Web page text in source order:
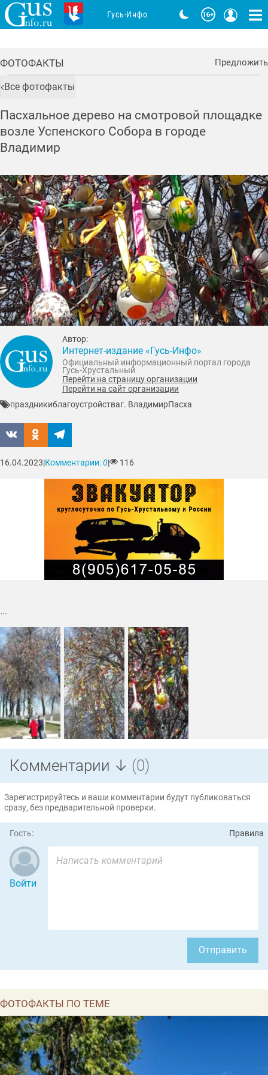
ФОТОФАКТЫ Предложить
Все фотофакты
Пасхальное дерево на смотровой площадке
возле Успенского Собора в городе
Владимир
...
Автор:
Интернет-издание «Гусь-Инфо»
Официальный информационный портал города
Гусь-Хрустальный
Перейти на страницу организации
Перейти на сайт организации
праздникиблагоустройстваг. ВладимирПасха
16.04.2023|Комментарии:0| 116
Комментарии ↓ (0)
Зарегистрируйтесь и ваши комментарии будут публиковаться
сразу, без предварительной проверки.
Гость: Правила
Войти
Отправить
ФОТОФАКТЫ ПО ТЕМЕ
Гусь-Инфо